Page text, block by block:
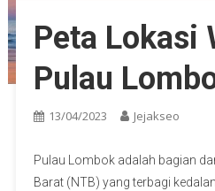
Peta Lokasi
Pulau
13/04/2023 Jejakseo
Pulau Lombok adalah bagian
Barat (NTB) yang terbagi